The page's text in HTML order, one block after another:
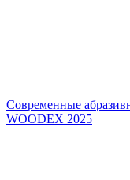
Современные
WOODEX 2025